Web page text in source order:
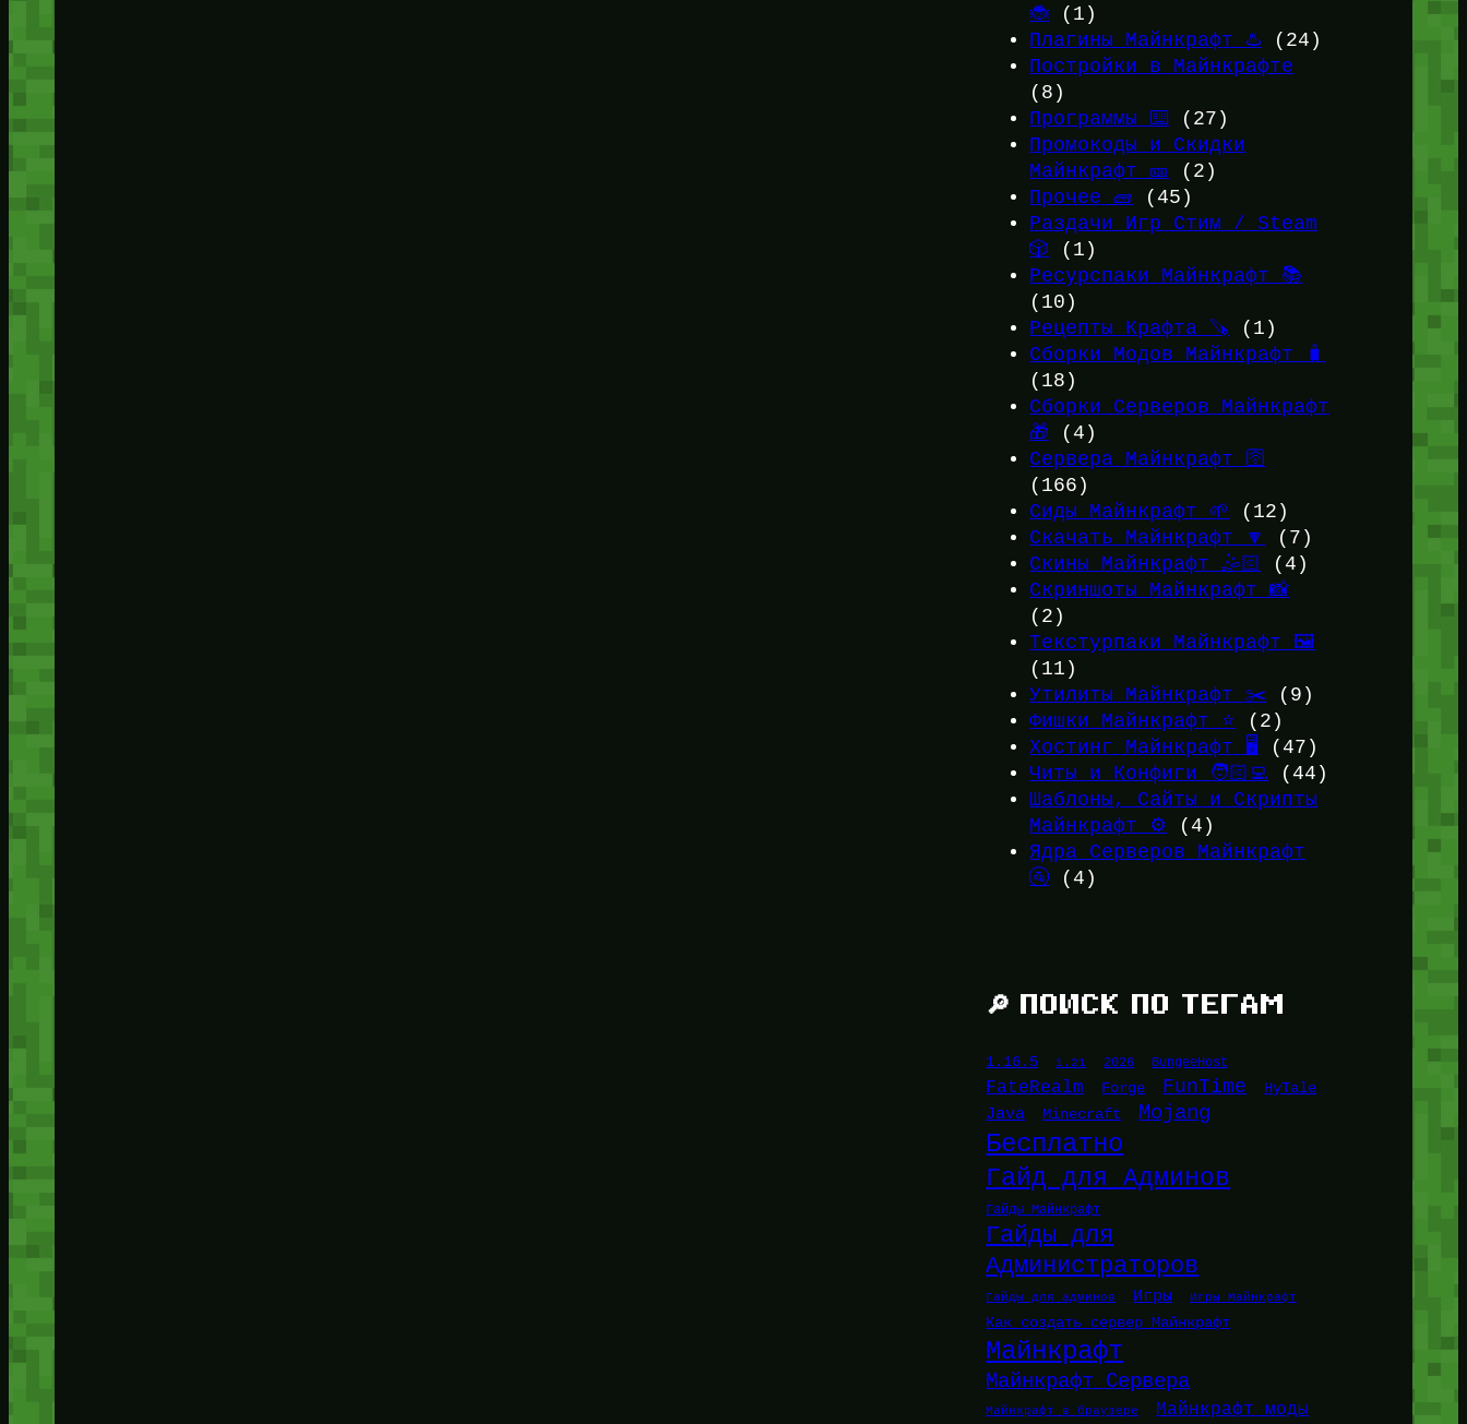
🐞 (1)
Плагины Майнкрафт ♨️ (24)
Постройки в Майнкрафте
(8)
Программы ⌨️
(27)
Промокоды и Скидки
Майнкрафт 🎫
(2)
Прочее 🧱 (45)
Раздачи Игр Стим / Steam
🎲 (1)
Ресурспаки Майнкрафт 📚
(10)
Рецепты Крафта 🪚 (1)
Сборки Модов Майнкрафт 🧳
(18)
Сборки Серверов Майнкрафт
🎁 (4)
Сервера Майнкрафт 🛜
(166)
Сиды Майнкрафт 🌱
(12)
Скачать Майнкрафт 🔽
(7)
Скины Майнкрафт 🤹🏻
(4)
Скриншоты Майнкрафт 📸
(2)
Текстурпаки Майнкрафт 🖼️
(11)
Утилиты Майнкрафт ✂️ (9)
Фишки Майнкрафт ⭐ (2)
Хостинг Майнкрафт 🖥️
(47)
Читы и Конфиги 🧑🏻‍💻 (44)
Шаблоны, Сайты и Скрипты
Майнкрафт ⚙️ (4)
Ядра Серверов Майнкрафт
🚰 (4)
🔎 ПОИСК ПО ТЕГАМ
1.16.5 1.21 2026 BungeeHost
FateRealm Forge FunTime HyTale
Java Minecraft Mojang
Бесплатно
Гайд для Админов
Гайды Майнкрафт
Гайды для
Администраторов
Гайды для админов Игры Игры Майнкрафт
Как создать сервер Майнкрафт
Майнкрафт
Майнкрафт Сервера
Майнкрафт в браузере Майнкрафт моды